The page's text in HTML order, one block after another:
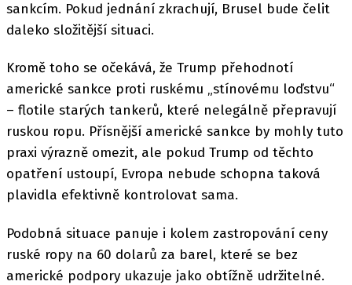
sankcím. Pokud jednání zkrachují, Brusel bude čelit
daleko složitější situaci.
Kromě toho se očekává, že Trump přehodnotí
americké sankce proti ruskému „stínovému loďstvu“
– flotile starých tankerů, které nelegálně přepravují
ruskou ropu. Přísnější americké sankce by mohly tuto
praxi výrazně omezit, ale pokud Trump od těchto
opatření ustoupí, Evropa nebude schopna taková
plavidla efektivně kontrolovat sama.
Podobná situace panuje i kolem zastropování ceny
ruské ropy na 60 dolarů za barel, které se bez
americké podpory ukazuje jako obtížně udržitelné.